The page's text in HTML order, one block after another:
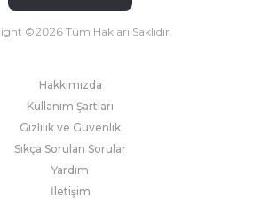
©2026Tüm Hakları Saklıdır.
Hakkımızda
Kullanım Şartları
Gizlilik ve Güvenlik
Sıkça Sorulan Sorular
Yardım
İletişim